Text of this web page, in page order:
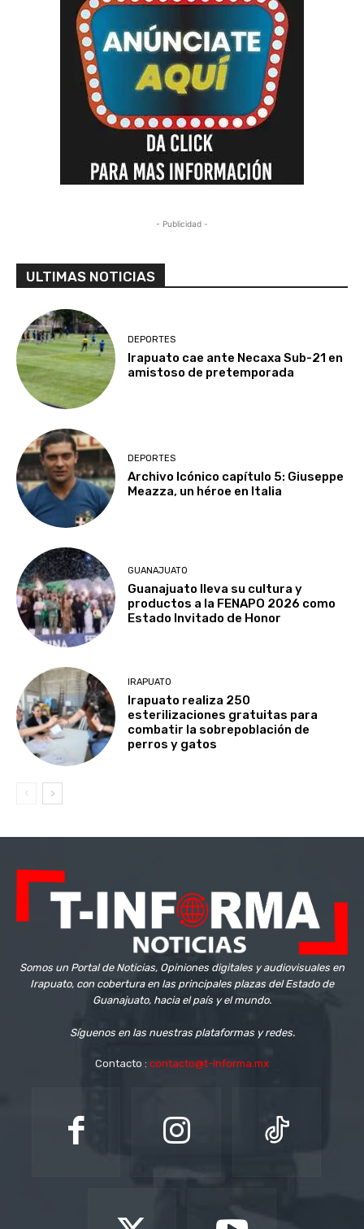
- Publicidad -
ULTIMAS NOTICIAS
DEPORTES
Irapuato cae ante Necaxa Sub-21 en
amistoso de pretemporada
DEPORTES
Archivo Icónico capítulo 5: Giuseppe
Meazza, un héroe en Italia
GUANAJUATO
Guanajuato lleva su cultura y
productos a la FENAPO 2026 como
Estado Invitado de Honor
IRAPUATO
Irapuato realiza 250
esterilizaciones gratuitas para
combatir la sobrepoblación de
perros y gatos
Somos un Portal de Noticias, Opiniones digitales y audiovisuales en
Irapuato, con cobertura en las principales plazas del Estado de
Guanajuato, hacia el país y el mundo.
Síguenos en las nuestras plataformas y redes.
Contacto : contacto@t-informa.mx